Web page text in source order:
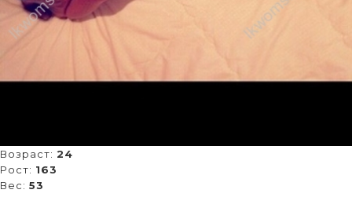
Возраст: 24
Рост: 163
Вес: 53